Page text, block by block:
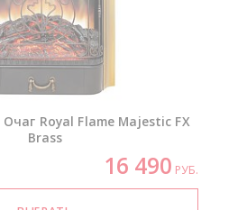
Royal Flame Majestic FX
Brass
16 490 РУБ.